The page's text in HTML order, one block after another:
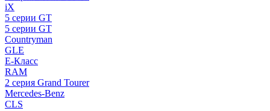
iX
5 серии GT
5 серии GT
Countryman
GLE
E-Класс
RAM
2 серия Grand Tourer
Mercedes-Benz
CLS